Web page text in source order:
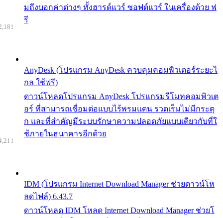
มถึงบอกค่าต่างๆ ทั้งฮารด์แวร์ ซอฟต์แวร์ ในเครื่องด้วย ฟ
รี
AnyDesk (โปรแกรม AnyDesk ควบคุมคอมพิวเตอร์ระยะไ
กล ใช้ฟรี)
ดาวน์โหลดโปรแกรม AnyDesk โปรแกรมรีโมทคอมพิวเต
อร์ ที่สามารถเชื่อมต่อแบบไร้พรมแดน รวดเร็มไม่มีกระตุ
ก และที่สำคัญมีระบบรักษาความปลอดภัยแบบเดียวกับที่ใ
ช้ภายในธนาคารอีกด้วย
IDM (โปรแกรม Internet Download Manager ช่วยดาวน์โห
ลดไฟล์) 6.43.7
ดาวน์โหลด IDM โหลด Internet Download Manager ช่วยโ